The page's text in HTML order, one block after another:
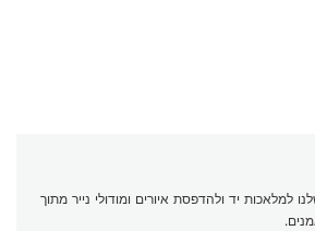
למלאכות יד ולהדפסת איורים ומודולי נייר מתוך